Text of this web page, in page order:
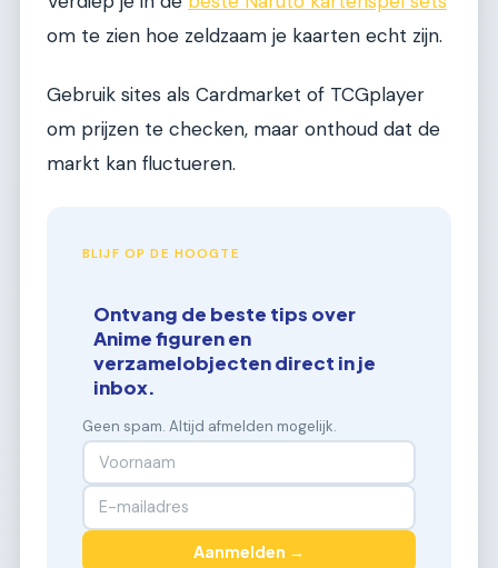
om te zien hoe zeldzaam je kaarten echt zijn.
Gebruik sites als Cardmarket of TCGplayer
om prijzen te checken, maar onthoud dat de
markt kan fluctueren.
BLIJF OP DE HOOGTE
Ontvang de beste tips over
Anime figuren en
verzamelobjecten direct in je
inbox.
Geen spam. Altijd afmelden mogelijk.
Aanmelden →